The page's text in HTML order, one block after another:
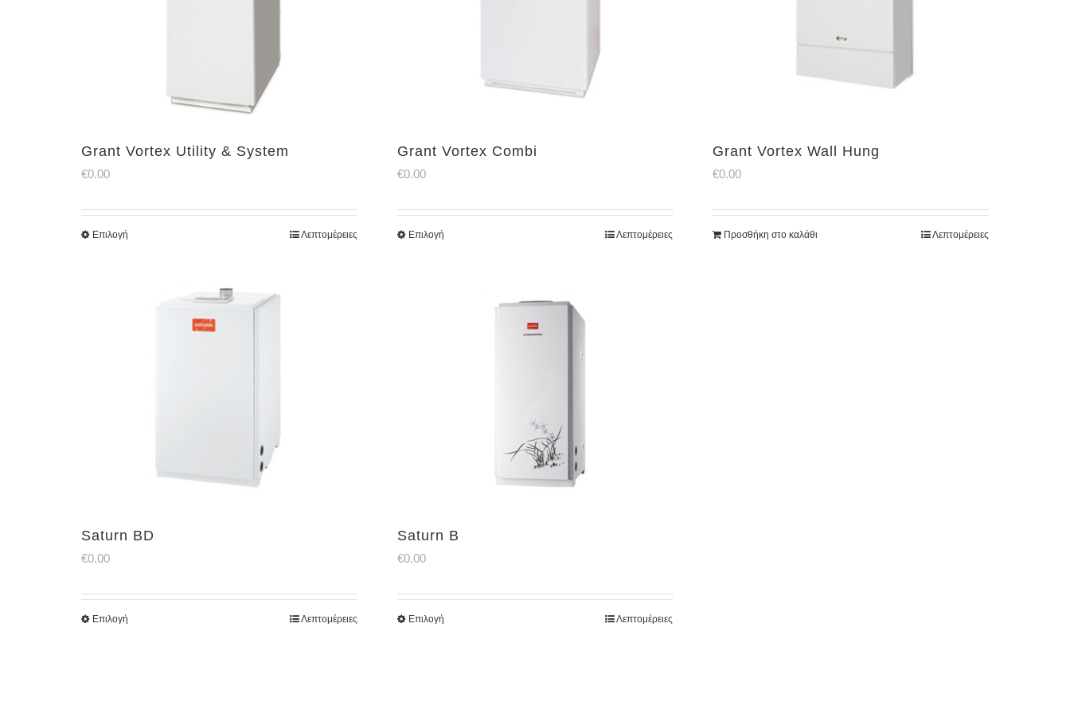
Grant Vortex Utility & System
€0.00
Επιλογή Λεπτομέρειες
Grant Vortex Combi
€0.00
Επιλογή Λεπτομέρειες
Grant Vortex Wall Hung
€0.00
Προσθήκη στο καλάθι Λεπτομέρειες
Saturn BD
€0.00
Επιλογή Λεπτομέρειες
Saturn B
€0.00
Επιλογή Λεπτομέρειες